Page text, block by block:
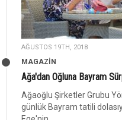
AĞUSTOS 19TH, 2018
MAGAZİN
Ağa'dan Oğluna Bayram
Ağaoğlu Şirketler Grubu
günlük Bayram tatili